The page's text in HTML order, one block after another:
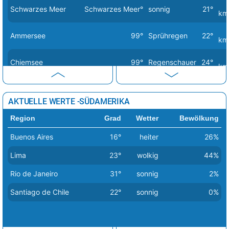
Tirana sonnig 3%
Valletta 17° sonnig 2%
Vatikan Stadt 23° sonnig 0%
Vilnius 7° leichte Schneeschauer 48%
Warschau 11°
Wien heiter 19%
Zagreb sonnig 0%
Schwarzes Meer Schwarzes Meer° sonnig 21°
Ammersee 99° Sprühregen 22°
Chiemsee 99° Regenschauer 24°
Mecklenburgische
Seenplatte
99° stark bewölkt 17°
Müritz 99° stark bewölkt 17°
Ostsee Ostsee°
leichte
Regenschauer
7°
AKTUELLE WERTE -SÜDAMERIKA
Region Grad Wetter Bewölkung
Buenos Aires 16° heiter 26%
Lima 23° wolkig 44%
Rio de Janeiro 31° sonnig 2%
Santiago de Chile 22° sonnig 0%